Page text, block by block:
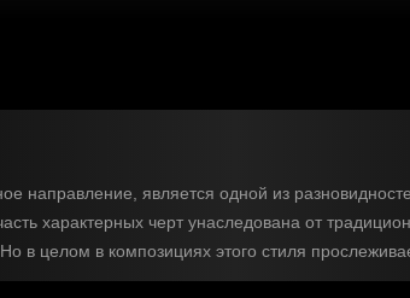
направление, является одной из
характерных черт унаследована от
в целом в композициях этого стиля